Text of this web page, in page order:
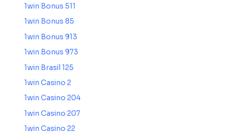
1win Bonus 511
1win Bonus 85
1win Bonus 913
1win Bonus 973
1win Brasil 125
1win Casino 2
1win Casino 204
1win Casino 207
1win Casino 22